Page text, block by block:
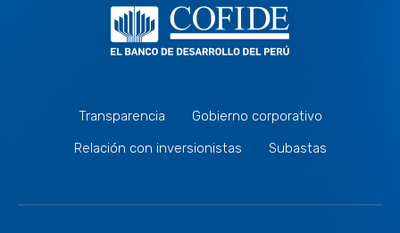
Transparencia
Gobierno corporativo
Relación con inversionistas
Subastas